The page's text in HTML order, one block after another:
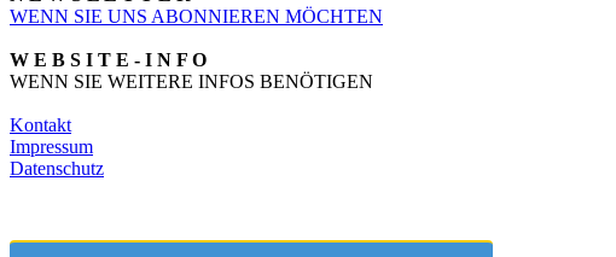
WENN SIE UNS ABONNIEREN MÖCHTEN
W E B S I T E - I N F O
WENN SIE WEITERE INFOS BENÖTIGEN
Kontakt
Impressum
Datenschutz